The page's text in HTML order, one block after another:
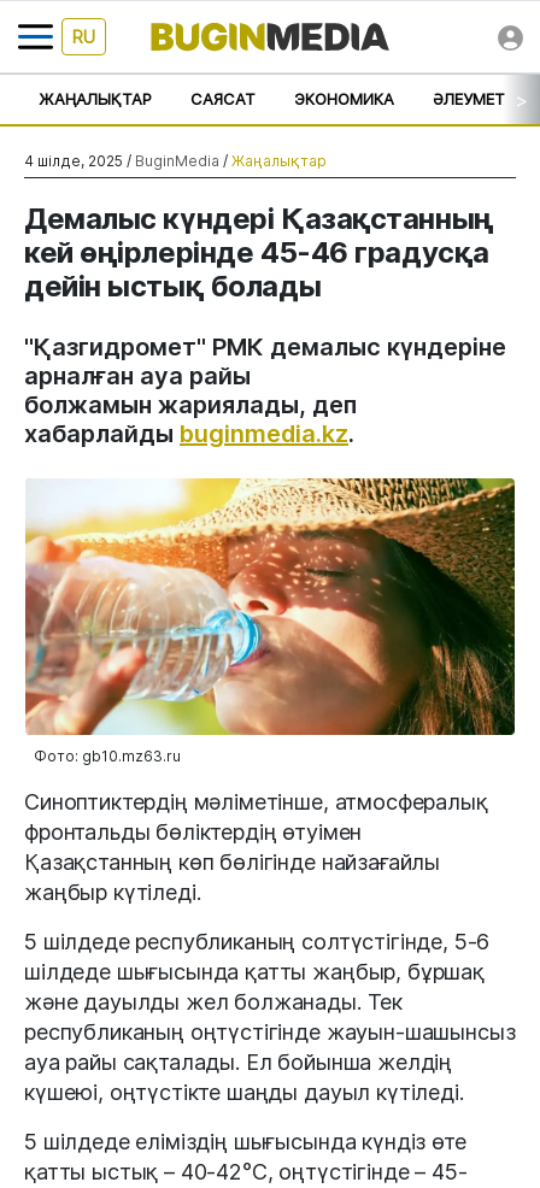
RU
ЖАҢАЛЫҚТАР САЯСАТ ЭКОНОМИКА ӘЛЕУМЕТ >
4 шілде, 2025 / BuginMedia / Жаңалықтар
Демалыс күндері Қазақстанның
кей өңірлерінде 45-46 градусқа
дейін ыстық болады
"Қазгидромет" РМК демалыс күндеріне
арналған ауа райы
болжамын жариялады, деп
хабарлайды buginmedia.kz.
Фото: gb10.mz63.ru
Синоптиктердің мәліметінше, атмосфералық
фронтальды бөліктердің өтуімен
Қазақстанның көп бөлігінде найзағайлы
жаңбыр күтіледі.
5 шілдеде республиканың солтүстігінде, 5-6
шілдеде шығысында қатты жаңбыр, бұршақ
және дауылды жел болжанады. Тек
республиканың оңтүстігінде жауын-шашынсыз
ауа райы сақталады. Ел бойынша желдің
күшеюі, оңтүстікте шаңды дауыл күтіледі.
5 шілдеде еліміздің шығысында күндіз өте
қатты ыстық – 40-42°С, оңтүстігінде – 45-